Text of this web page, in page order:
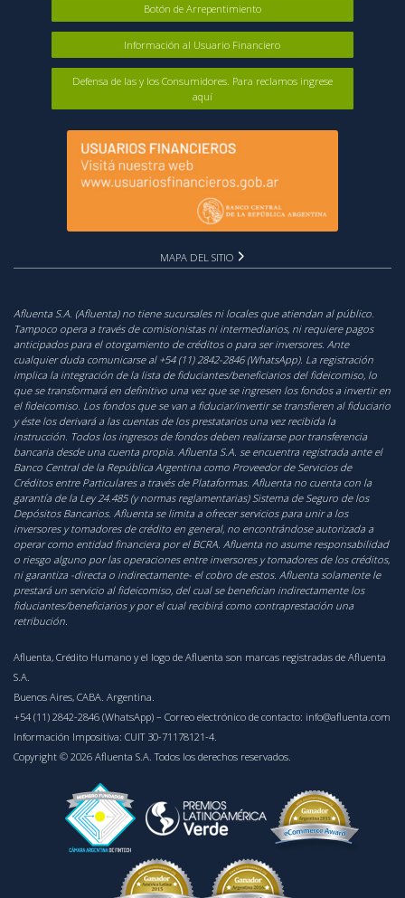
Botón de Arrepentimiento
Información al Usuario Financiero
Defensa de las y los Consumidores. Para reclamos ingrese
aquí
MAPA DEL SITIO
Afluenta S.A. (Afluenta) no tiene sucursales ni locales que atiendan al público.
Tampoco opera a través de comisionistas ni intermediarios, ni requiere pagos
anticipados para el otorgamiento de créditos o para ser inversores. Ante
cualquier duda comunicarse al +54 (11) 2842-2846 (WhatsApp). La registración
implica la integración de la lista de fiduciantes/beneficiarios del fideicomiso, lo
que se transformará en definitivo una vez que se ingresen los fondos a invertir en
el fideicomiso. Los fondos que se van a fiduciar/invertir se transfieren al fiduciario
y éste los derivará a las cuentas de los prestatarios una vez recibida la
instrucción. Todos los ingresos de fondos deben realizarse por transferencia
bancaria desde una cuenta propia. Afluenta S.A. se encuentra registrada ante el
Banco Central de la República Argentina como Proveedor de Servicios de
Créditos entre Particulares a través de Plataformas. Afluenta no cuenta con la
garantía de la Ley 24.485 (y normas reglamentarias) Sistema de Seguro de los
Depósitos Bancarios. Afluenta se limita a ofrecer servicios para unir a los
inversores y tomadores de crédito en general, no encontrándose autorizada a
operar como entidad financiera por el BCRA. Afluenta no asume responsabilidad
o riesgo alguno por las operaciones entre inversores y tomadores de los créditos,
ni garantiza -directa o indirectamente- el cobro de estos. Afluenta solamente le
prestará un servicio al fideicomiso, del cual se benefician indirectamente los
fiduciantes/beneficiarios y por el cual recibirá como contraprestación una
retribución.
Afluenta, Crédito Humano y el logo de Afluenta son marcas registradas de Afluenta
S.A.
Buenos Aires, CABA. Argentina.
+54 (11) 2842-2846 (WhatsApp) – Correo electrónico de contacto: info@afluenta.com
Información Impositiva: CUIT 30-71178121-4.
Copyright © 2026 Afluenta S.A. Todos los derechos reservados.